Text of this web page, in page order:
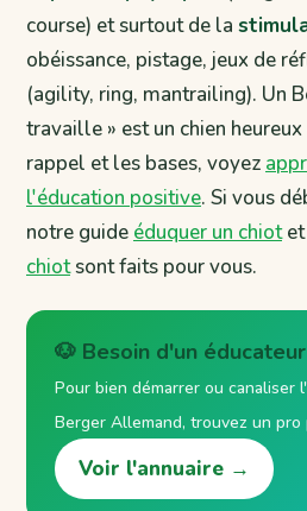
course) et surtout de la
obéissance, pistage, jeux de
(agility, ring, mantrailing). Un
travaille » est un chien
rappel et les bases, voyez
l'éducation positive. Si vous
notre guide éduquer un chiotet
chiotsont faits pour vous.
🐶 Besoin d'un
Pour bien démarrer ou canaliser
Berger Allemand, trouvez un pro
Voir l'annuaire →